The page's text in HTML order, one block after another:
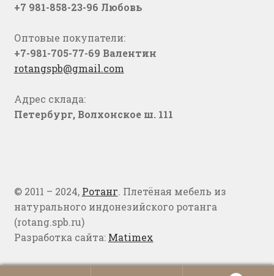
+7 981-858-23-96 Любовь
Оптовые покупатели:
+7-981-705-77-69 Валентин
rotangspb@gmail.com
Адрес склада:
Петербург, Волхонское ш. 111
© 2011 – 2024, Ротанг. Плетёная мебель из
натурального индонезийского ротанга
(rotang.spb.ru)
Разработка сайта: Matimex